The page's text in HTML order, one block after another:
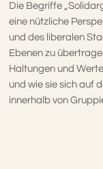
Die Begriffe
eine nützliche
und des liberalen
Ebenen zu
Haltungen und
und wie sie sich auf
innerhalb von